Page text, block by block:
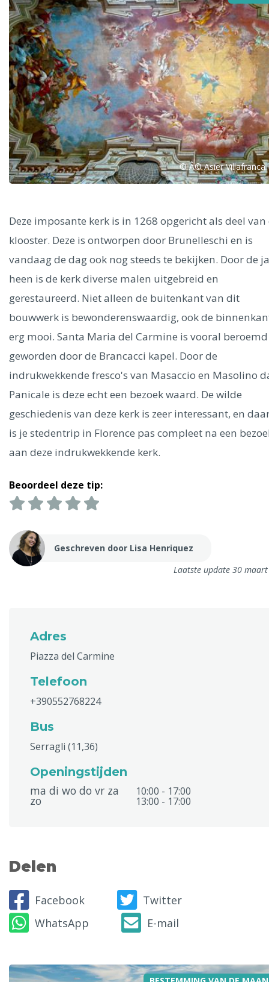
Alle steden
Phoenix
Dresden
Ålesund
Mechelen
Dublin
Hong Kong München Wenen Budapest
Madrid
Vancouver
Alles bekijken
© Â© Asier Villafranca
Deze imposante kerk is in 1268 opgericht als deel van
klooster. Deze is ontworpen door Brunelleschi en is
vandaag de dag ook nog steeds te bekijken. Door de
heen is de kerk diverse malen uitgebreid en
gerestaureerd. Niet alleen de buitenkant van dit
bouwwerk is bewonderenswaardig, ook de
erg mooi. Santa Maria del Carmine is vooral beroemd
geworden door de Brancacci kapel. Door de
indrukwekkende fresco's van Masaccio en Masolino
Panicale is deze echt een bezoek waard. De wilde
geschiedenis van deze kerk is zeer interessant, en
is je stedentrip in Florence pas compleet na een
aan deze indrukwekkende kerk.
Beoordeel deze tip:
Geschreven door Lisa Henriquez
Laatste update 30
Adres
Piazza del Carmine
Telefoon
+390552768224
Bus
Serragli (11,36)
Openingstijden
ma di wo do vr za
10:00 - 17:00
zo 13:00 - 17:00
Delen
Facebook
Twitter
WhatsApp
E-mail